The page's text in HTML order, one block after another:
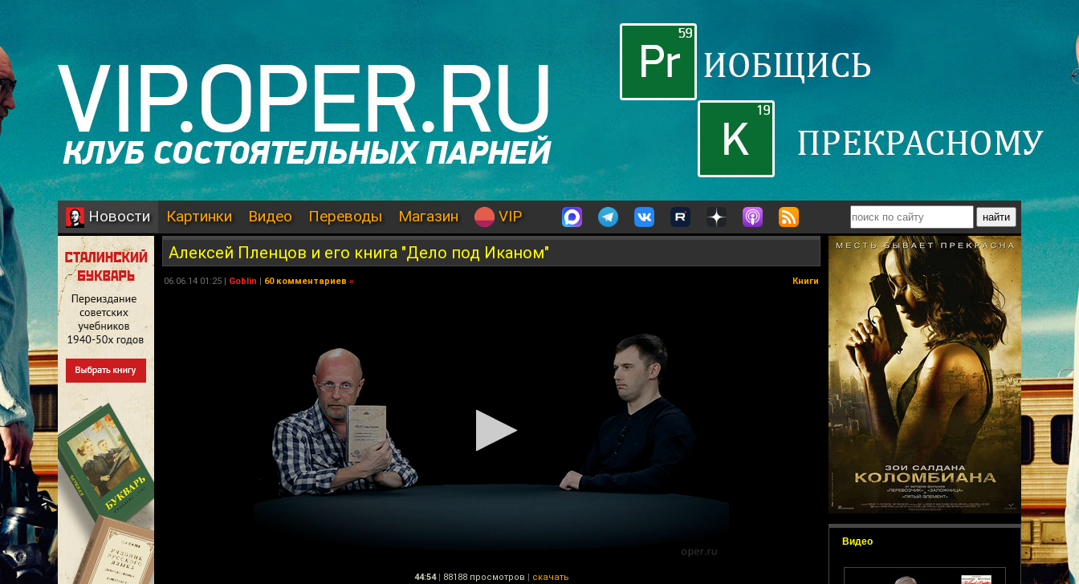
Новости Картинки Видео Переводы Магазин VIP
Видео
Алексей Пленцов и его книга "Дело под Иканом"
06.06.14 01:25 | Goblin | 60 комментариев » Книги
44:54 | 88188 просмотров | скачать